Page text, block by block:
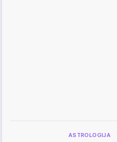
ASTROLOGIJA